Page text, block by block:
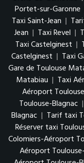
Portet-sur-Garonne
Taxi Saint-Jean |
Jean | Taxi Revel |
Taxi Castelginest |
Castelginest | Taxi
Gare de Toulouse
Matabiau | Taxi
Aéroport
Toulouse-Blagnac |
Blagnac | Tarif taxi
Réserver taxi
Colomiers-Aéroport
Aéroport